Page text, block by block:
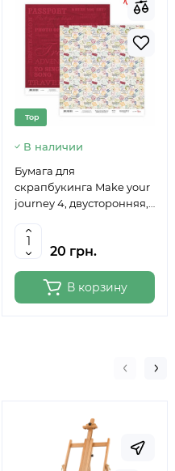
Top
В наличии
Бумага для
скрапбукинга Make your
journey 4, двусторонняя,
ROSA TALENT
20 грн.
В корзину